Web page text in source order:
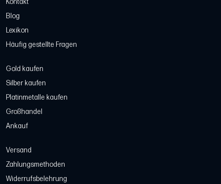
Kontakt
Blog
Lexikon
Häufig gestellte Fragen
Gold kaufen
Silber kaufen
Platinmetalle kaufen
Großhandel
Ankauf
Versand
Zahlungsmethoden
Widerrufsbelehrung